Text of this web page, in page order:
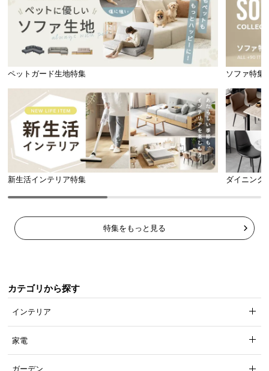
ペットガード生地特集 ソファ特集
新生活インテリア特集 ダイニング
特集をもっと見る
カテゴリから探す
インテリア
家電
ガーデン